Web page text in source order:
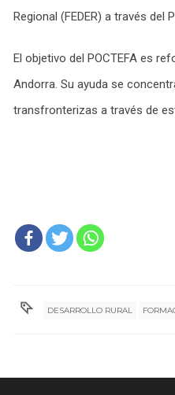
Regional (FEDER) a través del
El objetivo del POCTEFA es
Andorra. Su ayuda se
transfronterizas a través de
DESARROLLO RURAL